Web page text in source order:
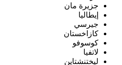
جزيرة مان
إيطاليا
جيرسي
كازاخستان
كوسوفو
لاتفيا
ليختنشتاين